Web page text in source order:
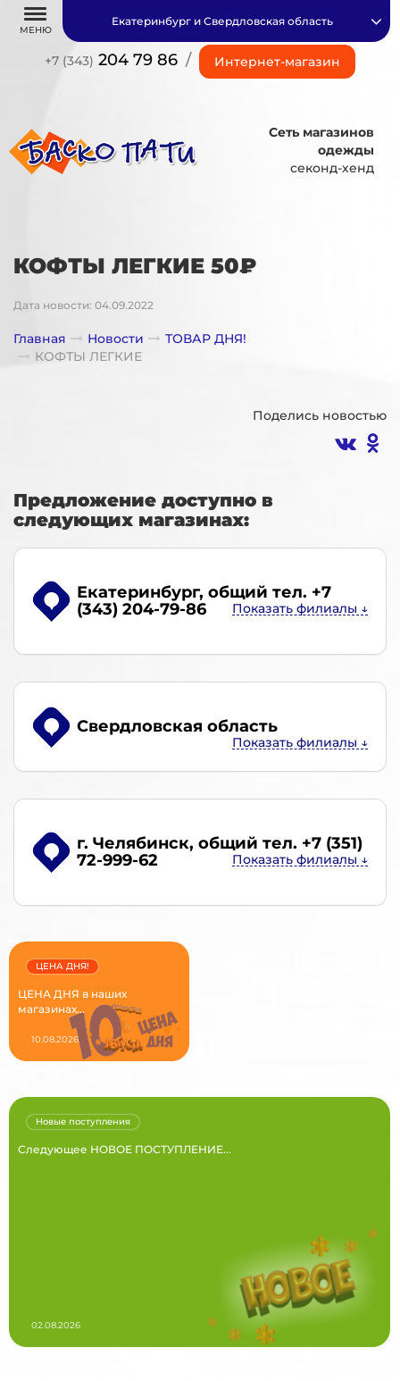
МЕНЮ
+7 (343) 204 79 86 / Интернет-магазин
Екатеринбург и Свердловская область
Сеть магазинов
одежды
секонд-хенд
КОФТЫ ЛЕГКИЕ 50₽
Дата новости: 04.09.2022
Главная Новости
ТОВАР ДНЯ!
КОФТЫ ЛЕГКИЕ
Поделись новостью
Предложение доступно в
следующих магазинах:
Екатеринбург, общий тел. +7
(343) 204-79-86
Свердловская область
г. Челябинск, общий тел. +7 (351)
72-999-62
ЦЕНА ДНЯ в наших
магазинах...
ЦЕНА ДНЯ!
10.08.2026
Следующее НОВОЕ ПОСТУПЛЕНИЕ...
Новые поступления
02.08.2026